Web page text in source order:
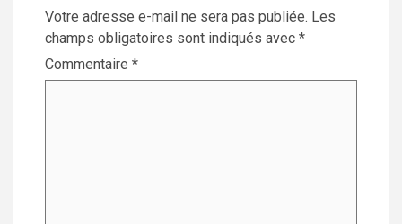
Votre adresse e-mail ne sera pas publiée. Les
champs obligatoires sont indiqués avec *
Commentaire *